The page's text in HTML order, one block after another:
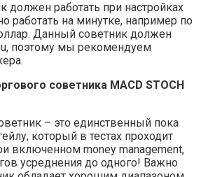
должен работать при настройках
работать на минутке, например по
Данный советник должен
поэтому мы рекомендуем
советника MACD STOCH
– это единственный пока
который в тестах проходит
включенном money management,
усреднения до одного! Важно